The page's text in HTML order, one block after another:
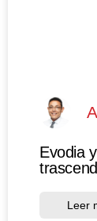
Evodia
Leer